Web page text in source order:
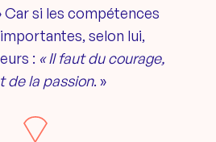
Car si les compétences
selon lui,
: « Il faut du courage,
de la passion. »